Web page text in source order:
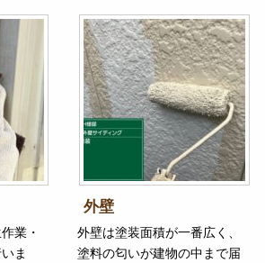
業・
ま
外壁
外壁は塗装面積が一番広く、
塗料の匂いが建物の中まで届